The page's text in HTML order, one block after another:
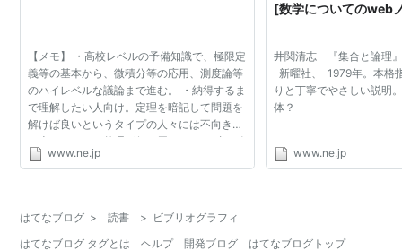
【メモ】 ・高校レベルの予備知識で、極限定
義等の基本から、微積分等の応用、測度論等
のハイレベルな議論まで進む。 ・納得するま
で理解したい人向け。定理を暗記して問題を
解けば良いというタイプの人々には不向き。
・古いせいか、整理が行き届いておらず、ビ
ジュアル的にはイマイチ。 ・『解析概論』：
www.ne.jp
[数学についてのweb
井関清志 『集合と論理
新曜社、 1979年。本格
りと丁寧でやさしい説明
体？
www.ne.jp
はてなブログ > 読書 > ビブリオグラフィ
はてなブログ タグとは
ヘルプ 開発ブログ はてなブログトップ